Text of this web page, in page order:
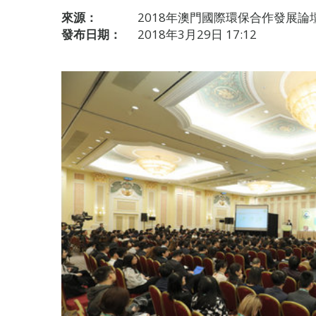
來源：
2018年澳門國際環保合作發展論
發布日期：
2018年3月29日 17:12